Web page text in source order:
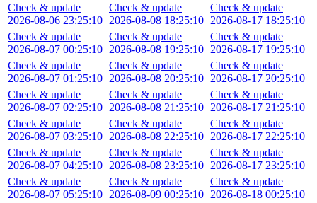
Check & update
2026-08-06 23:25:10
Check & update
2026-08-07 00:25:10
Check & update
2026-08-07 01:25:10
Check & update
2026-08-07 02:25:10
Check & update
2026-08-07 03:25:10
Check & update
2026-08-07 04:25:10
Check & update
2026-08-07 05:25:10
Check & update
2026-08-08 18:25:10
Check & update
2026-08-08 19:25:10
Check & update
2026-08-08 20:25:10
Check & update
2026-08-08 21:25:10
Check & update
2026-08-08 22:25:10
Check & update
2026-08-08 23:25:10
Check & update
2026-08-09 00:25:10
Check & update
2026-08-17 18:25:10
Check & update
2026-08-17 19:25:10
Check & update
2026-08-17 20:25:10
Check & update
2026-08-17 21:25:10
Check & update
2026-08-17 22:25:10
Check & update
2026-08-17 23:25:10
Check & update
2026-08-18 00:25:10